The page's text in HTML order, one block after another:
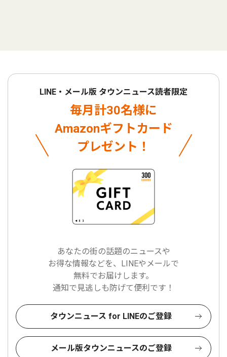
LINE・メール版 タウンニュース読者限定
毎月計30名様に
Amazonギフトカード
プレゼント！
あなたの街の話題のニュースや
お得な情報などを、LINEやメールで
無料でお届けします。
通知で見逃しも防げて便利です！
タウンニュース for LINEのご登録
メール版タウンニュースのご登録